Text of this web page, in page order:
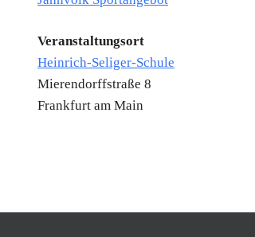
Veranstaltungsort
Heinrich-Seliger-Schule
Mierendorffstraße 8
Frankfurt am Main